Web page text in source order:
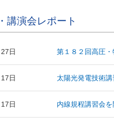
講演会レポート
日 第１８２回高圧
日 太陽光発電技術
日 内線規程講習会